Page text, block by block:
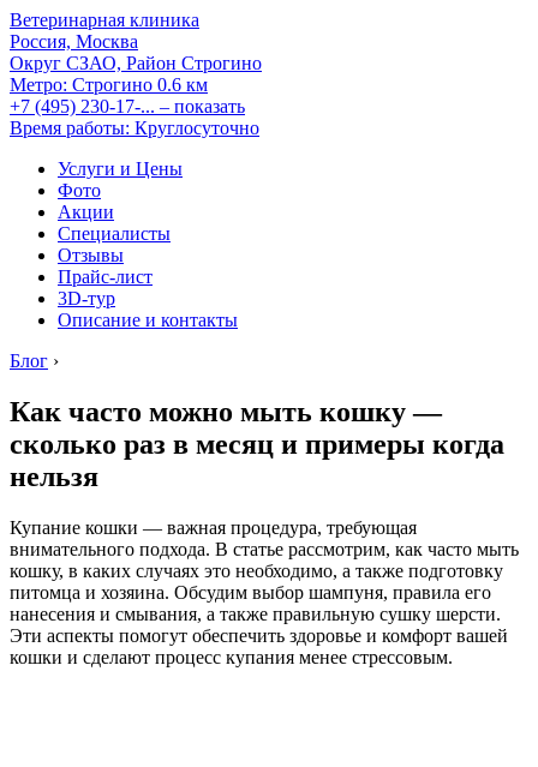
Ветеринарная клиника
Россия, Москва
Округ СЗАО, Район Строгино
Метро: Строгино 0.6 км
+7 (495) 230-17-... – показать
Время работы: Круглосуточно
Услуги и Цены
Фото
Акции
Специалисты
Отзывы
Прайс-лист
3D-тур
Описание и контакты
Блог ›
Как часто можно мыть кошку —
сколько раз в месяц и примеры когда
нельзя
Купание кошки — важная процедура, требующая
внимательного подхода. В статье рассмотрим, как часто мыть
кошку, в каких случаях это необходимо, а также подготовку
питомца и хозяина. Обсудим выбор шампуня, правила его
нанесения и смывания, а также правильную сушку шерсти.
Эти аспекты помогут обеспечить здоровье и комфорт вашей
кошки и сделают процесс купания менее стрессовым.